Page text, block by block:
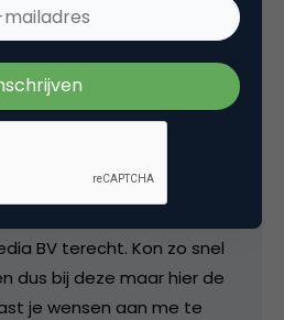
BV terecht. Kon zo snel
dus bij deze maar hier de
je wensen aan me te